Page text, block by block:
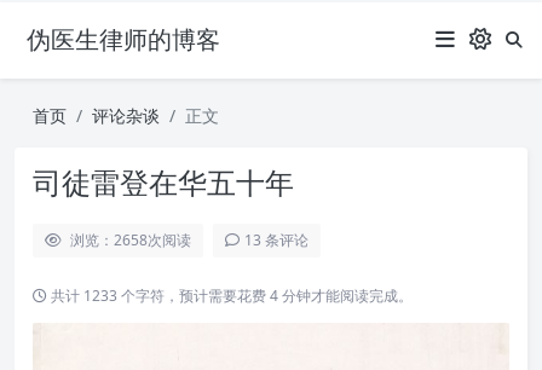
伪医生律师的博客
首页 评论杂谈 正文
司徒雷登在华五十年
浏览：2658次阅读 13 条评论
共计 1233 个字符，预计需要花费 4 分钟才能阅读完成。